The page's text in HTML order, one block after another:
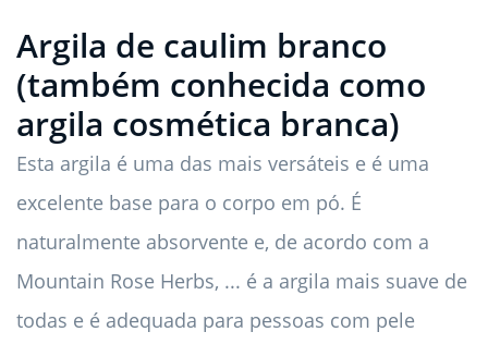
Argila de caulim branco
(também conhecida como
argila cosmética branca)
Esta argila é uma das mais versáteis e é uma
excelente base para o corpo em pó. É
naturalmente absorvente e, de acordo com a
Mountain Rose Herbs, ... é a argila mais suave de
todas e é adequada para pessoas com pele